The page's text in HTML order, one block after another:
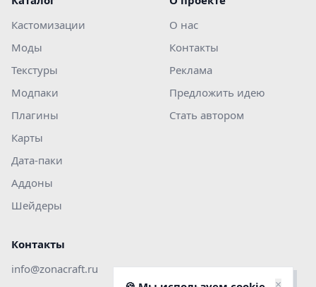
Кастомизации
Моды
Текстуры
Модпаки
Плагины
Карты
Дата-паки
Аддоны
Шейдеры
О нас
Контакты
Реклама
Предложить идею
Стать автором
Контакты
info@zonacraft.ru